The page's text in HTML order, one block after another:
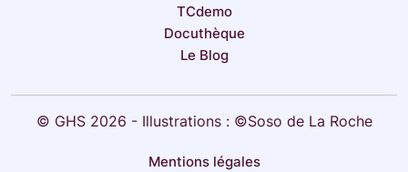
TCdemo
Docuthèque
Le Blog
© GHS 2026 - Illustrations : ©Soso de La Roche
Mentions légales